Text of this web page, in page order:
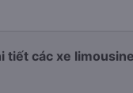
tiết các xe